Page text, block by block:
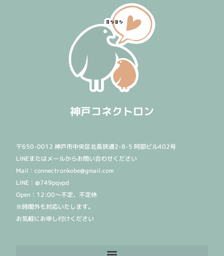
神戸コネクトロン
〒650-0012 神戸市中央区北長狭通2-8-5 阿部ビル402号
LINEまたはメールからお問い合わせください
Mail：connectronkobe@gmail.com
LINE：@749pqvpd
Open：12:00〜不定、不定休
※時間外も対応いたします。
お気軽にお申し付けください